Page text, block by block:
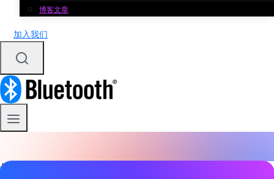
博客文章
加入我们
博客文章详情